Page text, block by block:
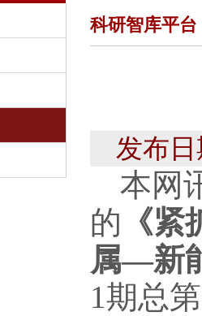
科研智库平台
发布
本网
的 《
属—新
1期总